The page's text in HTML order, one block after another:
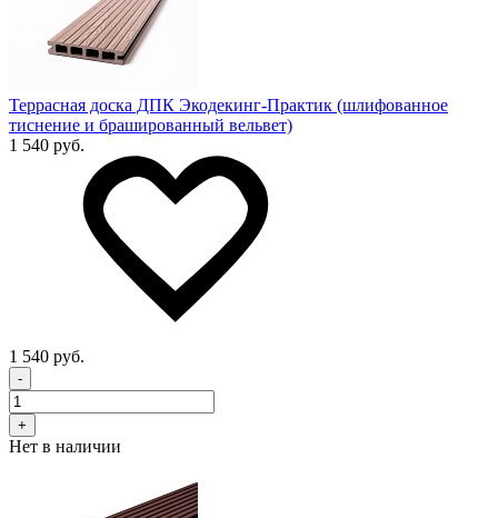
Террасная доска ДПК Экодекинг-Практик (шлифованное
тиснение и брашированный вельвет)
1 540 руб.
1 540 руб.
-
+
Нет в наличии